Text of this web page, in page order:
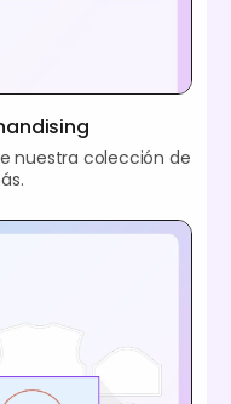
nuestra colección de